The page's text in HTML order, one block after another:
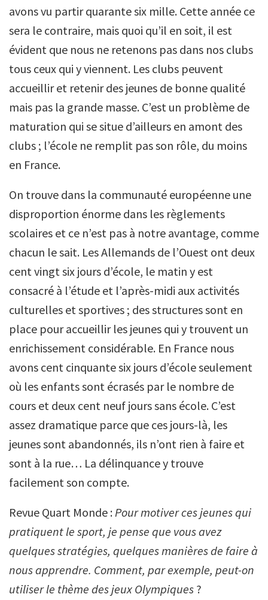
avons vu partir quarante six mille. Cette année ce
sera le contraire, mais quoi qu’il en soit, il est
évident que nous ne retenons pas dans nos clubs
tous ceux qui y viennent. Les clubs peuvent
accueillir et retenir des jeunes de bonne qualité
mais pas la grande masse. C’est un problème de
maturation qui se situe d’ailleurs en amont des
clubs ; l’école ne remplit pas son rôle, du moins
en France.
On trouve dans la communauté européenne une
disproportion énorme dans les règlements
scolaires et ce n’est pas à notre avantage, comme
chacun le sait. Les Allemands de l’Ouest ont deux
cent vingt six jours d’école, le matin y est
consacré à l’étude et l’après-midi aux activités
culturelles et sportives ; des structures sont en
place pour accueillir les jeunes qui y trouvent un
enrichissement considérable. En France nous
avons cent cinquante six jours d’école seulement
où les enfants sont écrasés par le nombre de
cours et deux cent neuf jours sans école. C’est
assez dramatique parce que ces jours-là, les
jeunes sont abandonnés, ils n’ont rien à faire et
sont à la rue… La délinquance y trouve
facilement son compte.
Revue Quart Monde :Pour motiver ces jeunes qui
pratiquent le sport, je pense que vous avez
quelques stratégies, quelques manières de faire à
nous apprendre. Comment, par exemple, peut-on
utiliser le thème des jeux Olympiques ?